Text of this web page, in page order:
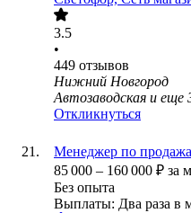
3.5
•
449 отзывов
Нижний Новгород
Автозаводская и еще
Откликнуться
Менеджер по
85 000 – 160 000 ₽ за
Без опыта
Выплаты: Два раза в